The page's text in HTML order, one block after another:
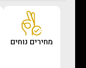
מחירים נוחים